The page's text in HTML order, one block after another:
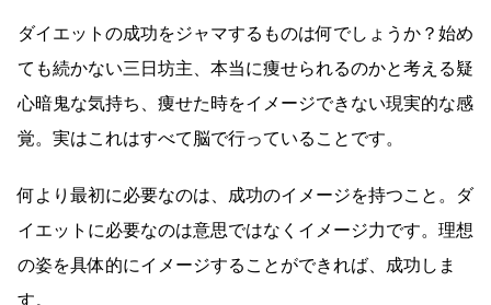
ダイエットの成功をジャマするものは何でしょうか？始め
ても続かない三日坊主、本当に痩せられるのかと考える疑
心暗鬼な気持ち、痩せた時をイメージできない現実的な感
覚。実はこれはすべて脳で行っていることです。
何より最初に必要なのは、成功のイメージを持つこと。ダ
イエットに必要なのは意思ではなくイメージ力です。理想
の姿を具体的にイメージすることができれば、成功しま
す。